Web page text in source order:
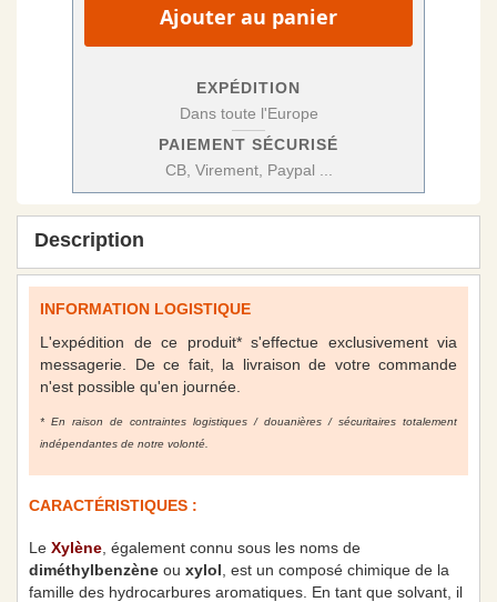
Ajouter au panier
EXPÉDITION
Dans toute l'Europe
PAIEMENT SÉCURISÉ
CB, Virement, Paypal ...
Description
INFORMATION LOGISTIQUE
L'expédition de ce produit* s'effectue exclusivement via
messagerie. De ce fait, la livraison de votre commande
n'est possible qu'en journée.
* En raison de contraintes logistiques / douanières / sécuritaires totalement
indépendantes de notre volonté.
CARACTÉRISTIQUES :
Le Xylène , également connu sous les noms de
diméthylbenzène ou xylol , est un composé chimique de la
famille des hydrocarbures aromatiques. En tant que solvant, il